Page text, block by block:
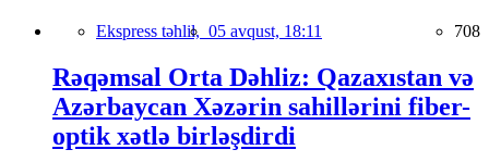
Ekspress təhlil, 05 avqust, 18:11 708
Rəqəmsal Orta Dəhliz: Qazaxıstan və
Azərbaycan Xəzərin sahillərini fiber-
optik xətlə birləşdirdi